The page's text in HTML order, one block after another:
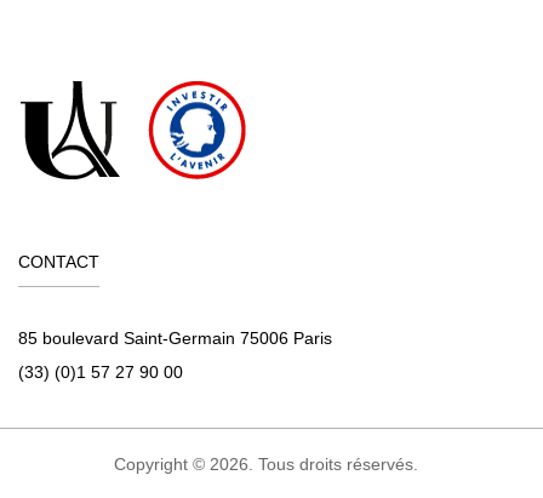
CONTACT
85 boulevard Saint-Germain 75006 Paris
(33) (0)1 57 27 90 00
Copyright © 2026. Tous droits réservés.